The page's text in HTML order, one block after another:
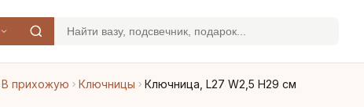
В прихожую Ключницы Ключница, L27 W2,5 H29 см